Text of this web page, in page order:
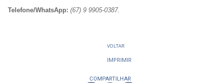
Telefone/WhatsApp: (67) 9 9905-0387.
VOLTAR
IMPRIMIR
COMPARTILHAR